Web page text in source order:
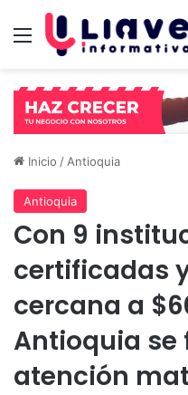
Menú
Inicio / Antioquia
Antioquia
Con 9
certificadas
cercana a
Antioquia se
atención